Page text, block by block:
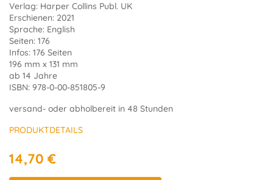
Verlag: Harper Collins Publ. UK
Erschienen: 2021
Sprache: English
Seiten: 176
Infos: 176 Seiten
196 mm x 131 mm
ab 14 Jahre
ISBN: 978-0-00-851805-9
versand- oder abholbereit in 48 Stunden
PRODUKTDETAILS
14,70 €